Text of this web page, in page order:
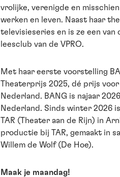
vrolijke, verenigde en
werken en leven. Naast haar
televisieseries en is ze een van
leesclub van de VPRO.
Met haar eerste voorstelling
Theaterprijs 2025, dé prijs
Nederland. BANG is najaar
Nederland. Sinds winter 2026
TAR (Theater aan de Rijn) in
productie bij TAR, gemaakt in
Willem de Wolf (De Hoe).
Maak je maandag!